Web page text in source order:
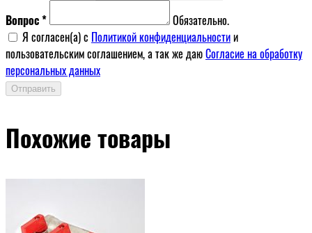
Вопрос *
Обязательно.
Я согласен(a) с Политикой конфиденциальностии
пользовательским соглашением, а так же даюСогласие на обработку
персональных данных
Отправить
Похожие товары